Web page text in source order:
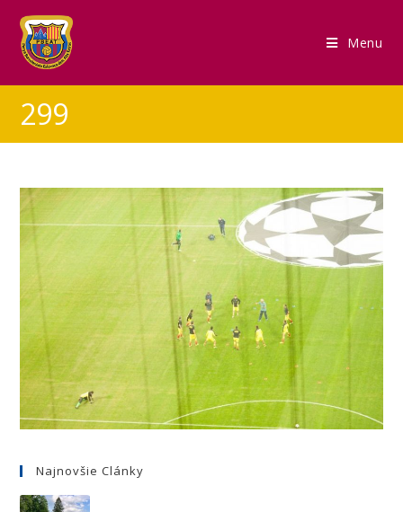
Menu
299
Najnovšie Clánky